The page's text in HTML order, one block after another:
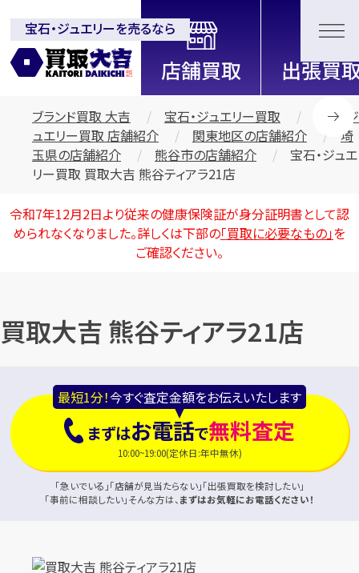
全国2000店舗以上展開中！信頼と実績の買取専門店「買取大
吉」
宝石・ジュエリーを売るなら
ブランド買取 大吉 宝石・ジュエリー買取
宝石・ジ
ュエリー買取 店舗紹介
関東地区の店舗紹介
埼
玉県の店舗紹介
熊谷市の店舗紹介
宝石・ジュエ
リー買取 買取大吉 熊谷ティアラ21店
令和7年12月2日より従来の健康保険証が身分証明書として認
められなくなりました。詳しくは下部の「買取に必要なもの」を
ご確認ください。
買取大吉 熊谷ティアラ21店
最短1分！今すぐ査定金額をお伝えいたします
まずはお電話で無料査定
10:00~19:00(定休日:年中無休)
「急いでいる」「店舗が見当たらない」「出張買取を検討したい」
「事前に相談したい」そんな方は、まずはお気軽にお電話ください！